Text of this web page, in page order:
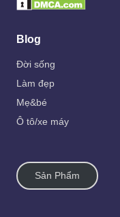
Blog
Đời sống
Làm đẹp
Mẹ&bé
Ô tô/xe máy
Sản Phẩm